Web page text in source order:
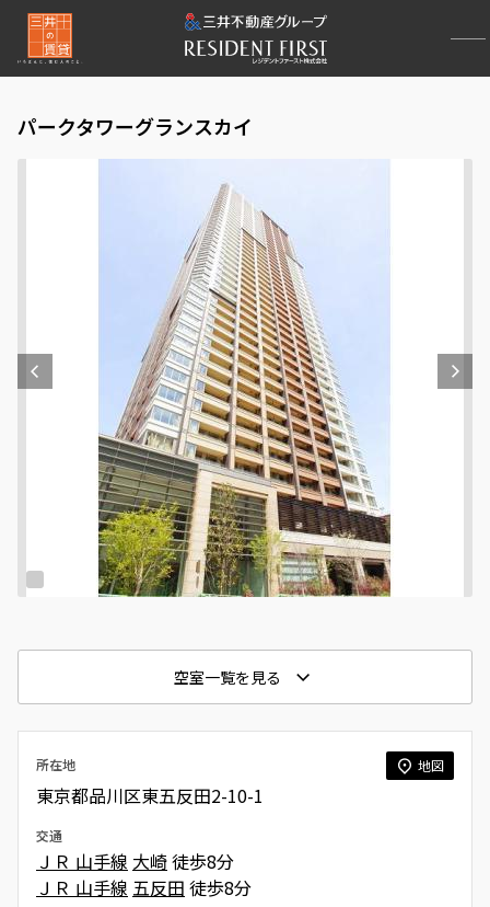
パークタワーグランスカイ
空室一覧を見る
所在地 地図
東京都品川区東五反田2-10-1
交通
ＪＲ 山手線 大崎徒歩8分
ＪＲ 山手線 五反田 徒歩8分